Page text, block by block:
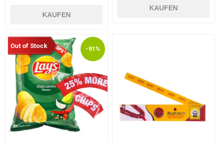
KAUFEN
KAUFEN
-91%
Out of Stock